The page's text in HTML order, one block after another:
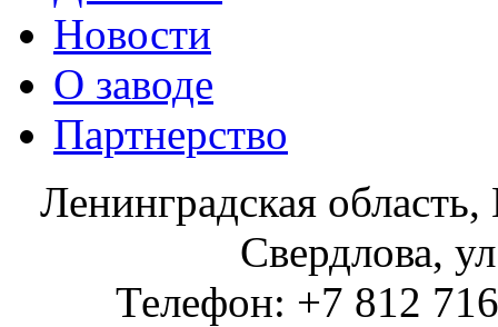
Новости
О заводе
Партнерство
Ленинградская
Свердлова,
Телефон: +7 812